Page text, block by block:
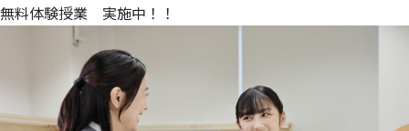
無料体験授業 実施中！！